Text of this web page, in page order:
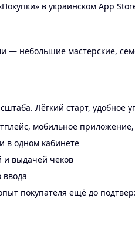
в украинском App
— небольшие мастерские,
Лёгкий старт, удобное
мобильное
в одном кабинете
и выдачей чеков
покупателя ещё до